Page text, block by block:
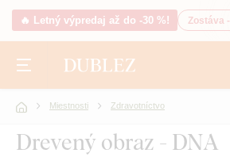
🔥 Letný výpredaj až do -30 %! Zostáva -
Miestnosti Zdravotníctvo
Drevený obraz - DNA